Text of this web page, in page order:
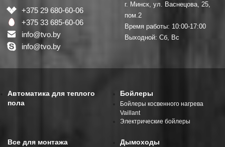
+375 29 680-60-06
+375 33 685-60-06
info@tvo.by
info@tvo.by
г. Минск, ул. Васнецова, 25,
пом.2
Время работы: 10:00-17:00
Выходной: Сб, Вс
Автоматика для теплого
пола
Бойлеры
Бойлеры косвенного нагрева
Vaillant
Электрические бойлеры
Все для монтажа Дымоходы